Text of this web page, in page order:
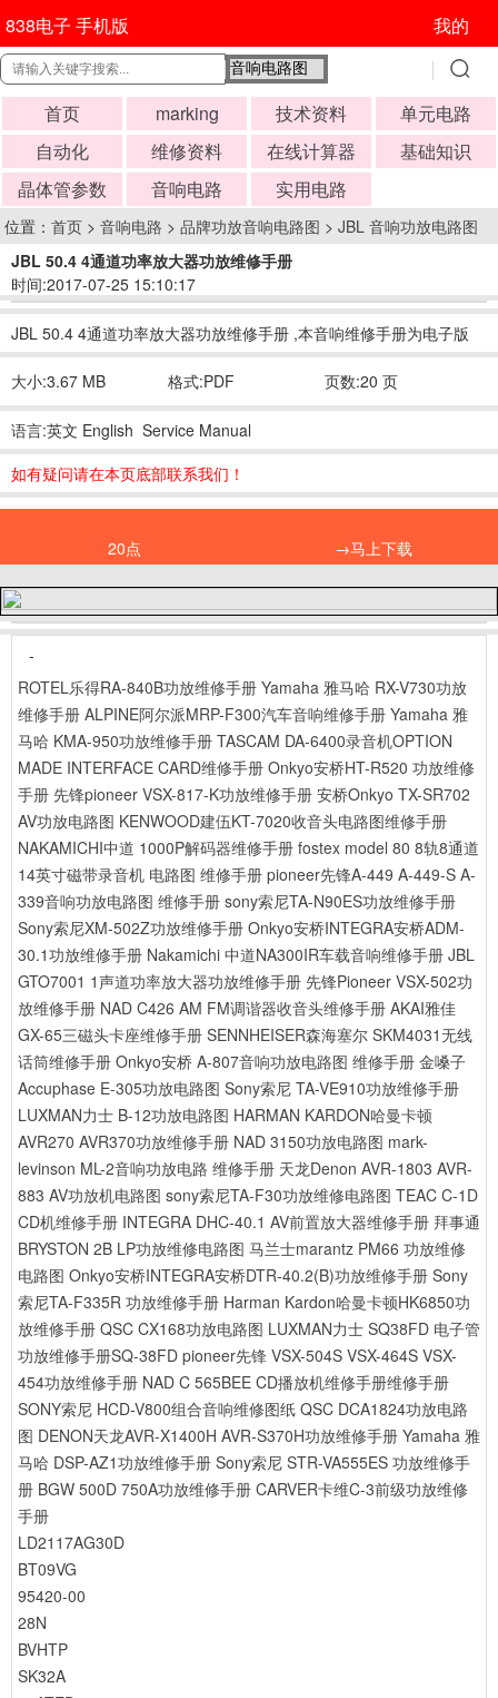
838电子 手机版 我的
首页 marking 技术资料
单元电路
自动化
维修资料 在线计算器
基础知识
晶体管参数
音响电路 实用电路
位置： 首页 > 音响电路 > 品牌功放音响电路图 > JBL 音响功放电路图
JBL 50.4 4通道功率放大器功放维修手册
时间:2017-07-25 15:10:17
JBL 50.4 4通道功率放大器功放维修手册 ,本音响维修手册为电子版
大小:3.67 MB 格式:PDF 页数:20 页
语言:英文 English Service Manual
如有疑问请在本页底部联系我们！
20点 →马上下载
-
ROTEL乐得RA-840B功放维修手册 Yamaha 雅马哈 RX-V730功放
维修手册 ALPINE阿尔派MRP-F300汽车音响维修手册 Yamaha 雅
马哈 KMA-950功放维修手册 TASCAM DA-6400录音机OPTION
MADE INTERFACE CARD维修手册 Onkyo安桥HT-R520 功放维修
手册 先锋pioneer VSX-817-K功放维修手册 安桥Onkyo TX-SR702
AV功放电路图 KENWOOD建伍KT-7020收音头电路图维修手册
NAKAMICHI中道 1000P解码器维修手册 fostex model 80 8轨8通道
14英寸磁带录音机 电路图 维修手册 pioneer先锋A-449 A-449-S A-
339音响功放电路图 维修手册 sony索尼TA-N90ES功放维修手册
Sony索尼XM-502Z功放维修手册 Onkyo安桥INTEGRA安桥ADM-
30.1功放维修手册 Nakamichi 中道NA300IR车载音响维修手册 JBL
GTO7001 1声道功率放大器功放维修手册 先锋Pioneer VSX-502功
放维修手册 NAD C426 AM FM调谐器收音头维修手册 AKAI雅佳
GX-65三磁头卡座维修手册 SENNHEISER森海塞尔 SKM4031无线
话筒维修手册 Onkyo安桥 A-807音响功放电路图 维修手册 金嗓子
Accuphase E-305功放电路图 Sony索尼 TA-VE910功放维修手册
LUXMAN力士 B-12功放电路图 HARMAN KARDON哈曼卡顿
AVR270 AVR370功放维修手册 NAD 3150功放电路图 mark-
levinson ML-2音响功放电路 维修手册 天龙Denon AVR-1803 AVR-
883 AV功放机电路图 sony索尼TA-F30功放维修电路图 TEAC C-1D
CD机维修手册 INTEGRA DHC-40.1 AV前置放大器维修手册 拜事通
BRYSTON 2B LP功放维修电路图 马兰士marantz PM66 功放维修
电路图 Onkyo安桥INTEGRA安桥DTR-40.2(B)功放维修手册 Sony
索尼TA-F335R 功放维修手册 Harman Kardon哈曼卡顿HK6850功
放维修手册 QSC CX168功放电路图 LUXMAN力士 SQ38FD 电子管
功放维修手册SQ-38FD pioneer先锋 VSX-504S VSX-464S VSX-
454功放维修手册 NAD C 565BEE CD播放机维修手册维修手册
SONY索尼 HCD-V800组合音响维修图纸 QSC DCA1824功放电路
图 DENON天龙AVR-X1400H AVR-S370H功放维修手册 Yamaha 雅
马哈 DSP-AZ1功放维修手册 Sony索尼 STR-VA555ES 功放维修手
册 BGW 500D 750A功放维修手册 CARVER卡维C-3前级功放维修
手册
LD2117AG30D
BT09VG
95420-00
28N
BVHTP
SK32A